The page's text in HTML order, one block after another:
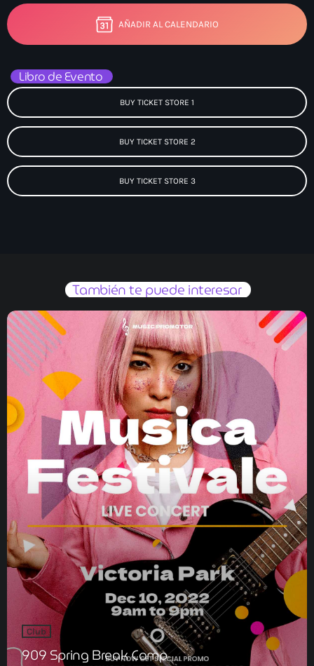
AÑADIR AL CALENDARIO
Libro de Evento
BUY TICKET STORE 1
BUY TICKET STORE 2
BUY TICKET STORE 3
También te puede interesar
Club
909 Spring Break Camp